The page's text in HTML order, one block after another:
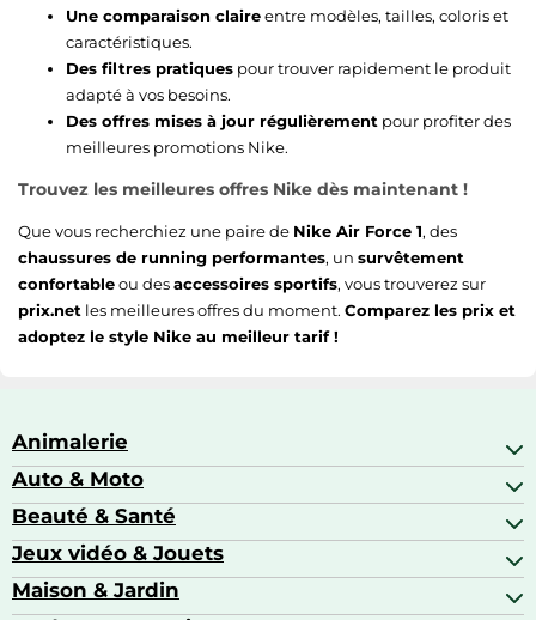
Une comparaison claireentre modèles, tailles, coloris et
caractéristiques.
Des filtres pratiques pour trouver rapidement le produit
adapté à vos besoins.
Des offres mises à jour régulièrement pour profiter des
meilleures promotions Nike.
Trouvez les meilleures offres Nike dès maintenant !
Que vous recherchiez une paire de Nike Air Force 1, des
chaussures de running performantes, un survêtement
confortableou desaccessoires sportifs, vous trouverez sur
prix.net les meilleures offres du moment. Comparez les prix et
adoptez le style Nike au meilleur tarif !
Animalerie
Abris pour animaux sauvages
Aquariophilie
Colliers GPS
Matériel orthopédique pour animaux
Auto & Moto
Accessoires auto
Attelage & portage
Autoradios
Casques moto
Beauté & Santé
Alimentation bébé
Amour & contraception
Appareils de coiffure
Jeux vidéo & Jouets
Accessoires de gaming
Maison & Jardin